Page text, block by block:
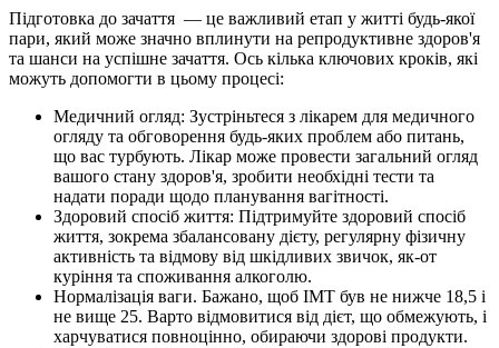
Підготовка до зачаття — це важливий етап у житті будь-якої
пари, який може значно вплинути на репродуктивне здоров'я
та шанси на успішне зачаття. Ось кілька ключових кроків, які
можуть допомогти в цьому процесі:
Медичний огляд: Зустріньтеся з лікарем для медичного
огляду та обговорення будь-яких проблем або питань,
що вас турбують. Лікар може провести загальний огляд
вашого стану здоров'я, зробити необхідні тести та
надати поради щодо планування вагітності.
Здоровий спосіб життя: Підтримуйте здоровий спосіб
життя, зокрема збалансовану дієту, регулярну фізичну
активність та відмову від шкідливих звичок, як-от
куріння та споживання алкоголю.
Нормалізація ваги. Бажано, щоб ІМТ був не нижче 18,5 і
не вище 25. Варто відмовитися від дієт, що обмежують, і
харчуватися повноцінно, обираючи здорові продукти.